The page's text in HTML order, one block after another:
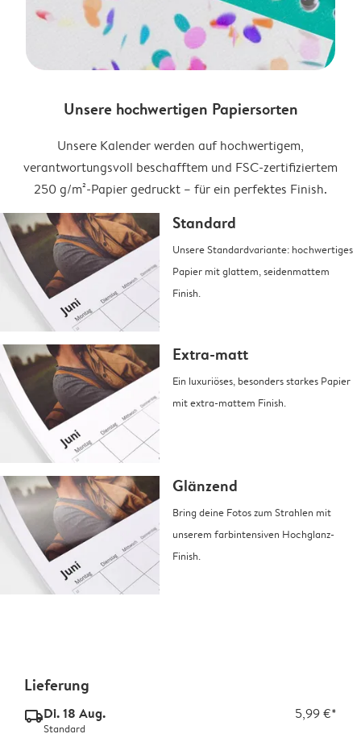
Unsere hochwertigen Papiersorten
Unsere Kalender werden auf hochwertigem,
verantwortungsvoll beschafftem und FSC-zertifiziertem
250 g/m²-Papier gedruckt – für ein perfektes Finish.
Standard
Unsere Standardvariante: hochwertiges
Papier mit glattem, seidenmattem
Finish.
Extra-matt
Ein luxuriöses, besonders starkes Papier
mit extra-mattem Finish.
Glänzend
Bring deine Fotos zum Strahlen mit
unserem farbintensiven Hochglanz-
Finish.
Lieferung
delivery_standard_v2Di. 18 Aug. 5,99 €*
Standard